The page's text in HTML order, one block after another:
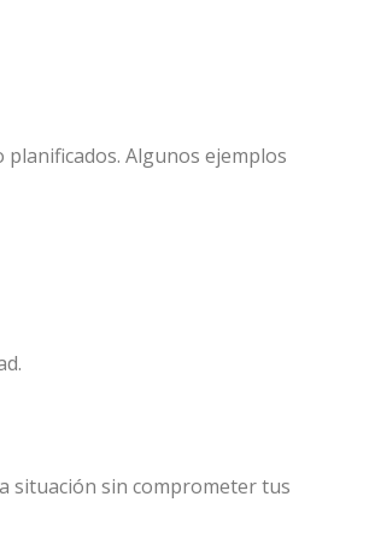
Algunos ejemplos
situación sin comprometer tus